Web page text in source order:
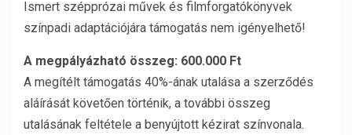
Ismert szépprózai művek és filmforgatókönyvek
színpadi adaptációjára támogatás nem igényelhető!
A megpályázható összeg: 600.000 Ft
A megítélt támogatás 40%-ának utalása a szerződés
aláírását követően történik, a további összeg
utalásának feltétele a benyújtott kézirat színvonala.